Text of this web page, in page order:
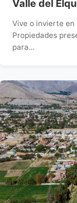
Valle del
Vive o invierte en
Propiedades
para...